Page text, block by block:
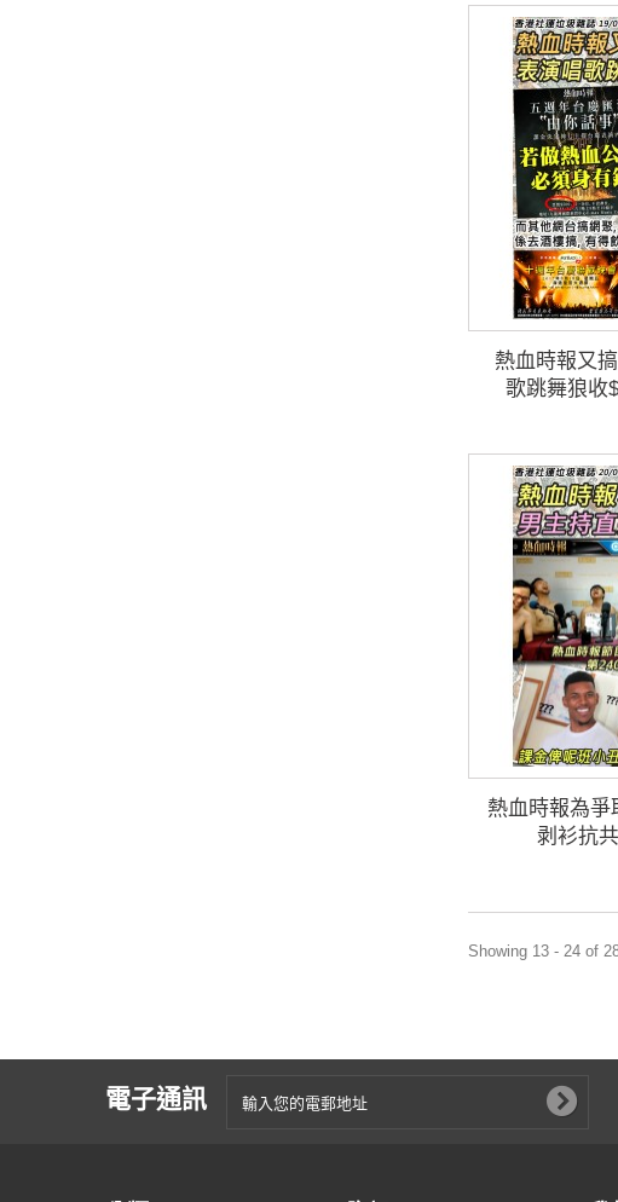
熱血時報又
歌跳舞狼收
熱血時報為爭
剥衫抗
Showing 13 - 24 of
電子通訊